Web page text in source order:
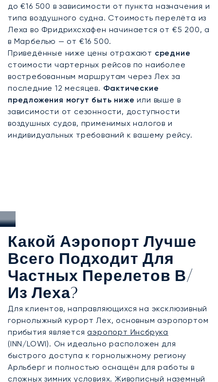
до €16 500 в зависимости от пункта назначения и
типа воздушного судна. Стоимость перелёта из
Леха во Фридрихсхафен начинается от €5 200, а
в Марбелью — от €16 500.
Приведённые ниже цены отражают средние
стоимости чартерных рейсов по наиболее
востребованным маршрутам через Лех за
последние 12 месяцев. Фактические
предложения могут быть ниже или выше в
зависимости от сезонности, доступности
воздушных судов, применимых налогов и
индивидуальных требований к вашему рейсу.
Какой Аэропорт Лучше
Всего Подходит Для
Частных Перелетов В/
Из Леха?
Для клиентов, направляющихся на эксклюзивный
горнолыжный курорт Лех, основным аэропортом
прибытия является аэропорт Инсбрука
(INN/LOWI). Он идеально расположен для
быстрого доступа к горнолыжному региону
Арльберг и полностью оснащён для работы в
сложных зимних условиях. Живописный наземный